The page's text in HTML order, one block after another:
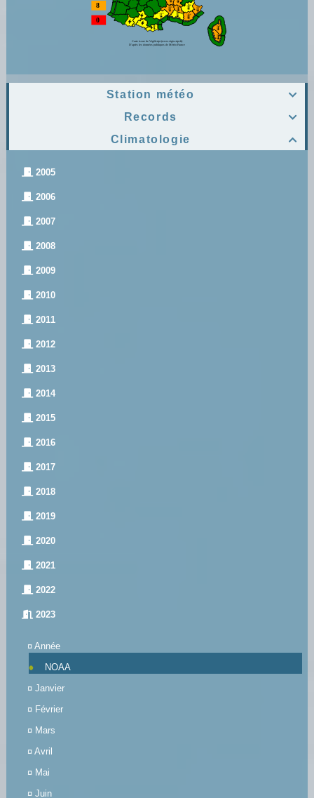

Station météo

Records

Climatologie
2005
2006
2007
2008
2009
2010
2011
2012
2013
2014
2015
2016
2017
2018
2019
2020
2021
2022
2023
¤ Année
NOAA
¤ Janvier
¤ Février
¤ Mars
¤ Avril
¤ Mai
¤ Juin